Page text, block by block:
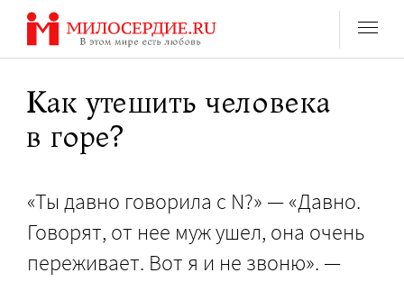
Перейти
содержанию
Как утешить человека
в горе?
«Ты давно говорила с N?» — «Давно.
Говорят, от нее муж ушел, она очень
переживает. Вот я и не звоню». —